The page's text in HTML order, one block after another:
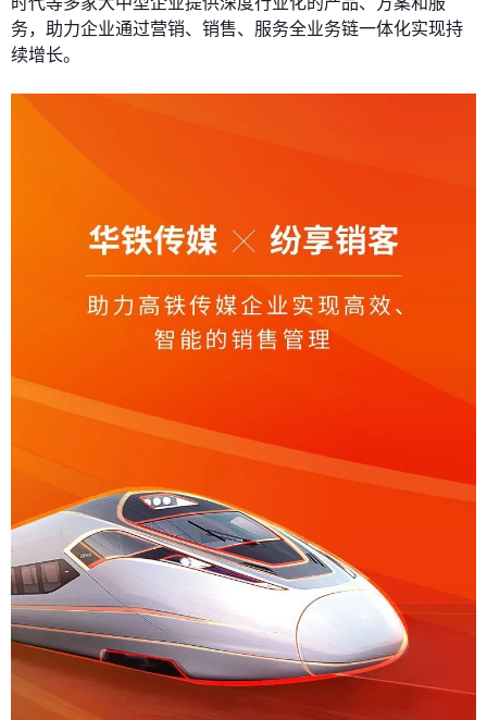
务，助力企业通过营销、销售、服务全业务链一体化实现持
续增长。